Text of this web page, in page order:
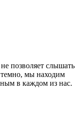
позволяет слышать
мы находим
в каждом из нас.